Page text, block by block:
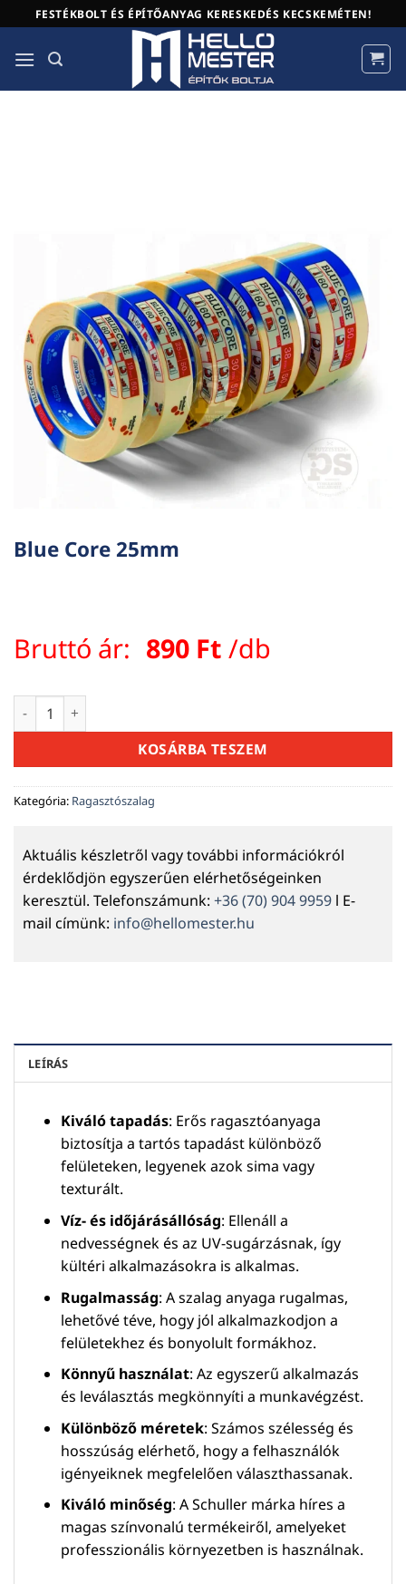
to
content
FESTÉKBOLT ÉS ÉPÍTŐANYAG KERESKEDÉS KECSKEMÉTEN!
Blue Core 25mm
Bruttó ár: 890 Ft /db
Blue Core 25mm mennyiség
KOSÁRBA TESZEM
Kategória: Ragasztószalag
Aktuális készletről vagy további információkról
érdeklődjön egyszerűen elérhetőségeinken
keresztül. Telefonszámunk: +36 (70) 904 9959 l E-
mail címünk: info@hellomester.hu
LEÍRÁS
Kiváló tapadás: Erős ragasztóanyaga
biztosítja a tartós tapadást különböző
felületeken, legyenek azok sima vagy
texturált.
Víz- és időjárásállóság: Ellenáll a
nedvességnek és az UV-sugárzásnak, így
kültéri alkalmazásokra is alkalmas.
Rugalmasság: A szalag anyaga rugalmas,
lehetővé téve, hogy jól alkalmazkodjon a
felületekhez és bonyolult formákhoz.
Könnyű használat: Az egyszerű alkalmazás
és leválasztás megkönnyíti a munkavégzést.
Különböző méretek: Számos szélesség és
hosszúság elérhető, hogy a felhasználók
igényeiknek megfelelően választhassanak.
Kiváló minőség: A Schuller márka híres a
magas színvonalú termékeiről, amelyeket
professzionális környezetben is használnak.